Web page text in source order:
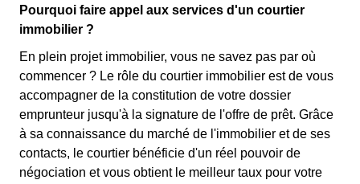
Pourquoi faire appel aux services d'un courtier
immobilier ?
En plein projet immobilier, vous ne savez pas par où
commencer ? Le rôle du courtier immobilier est de vous
accompagner de la constitution de votre dossier
emprunteur jusqu'à la signature de l'offre de prêt. Grâce
à sa connaissance du marché de l'immobilier et de ses
contacts, le courtier bénéficie d'un réel pouvoir de
négociation et vous obtient le meilleur taux pour votre